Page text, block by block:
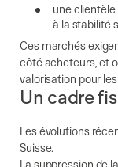
une
à la stabilité
Ces marchés
côté acheteurs, et
valorisation pour
Un cadre
Les évolutions
Suisse.
La suppression de